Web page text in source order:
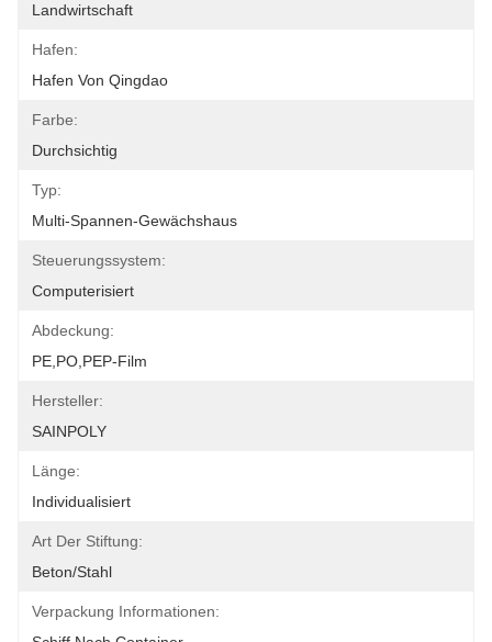
Landwirtschaft
Hafen:
Hafen Von Qingdao
Farbe:
Durchsichtig
Typ:
Multi-Spannen-Gewächshaus
Steuerungssystem:
Computerisiert
Abdeckung:
PE,PO,PEP-Film
Hersteller:
SAINPOLY
Länge:
Individualisiert
Art Der Stiftung:
Beton/Stahl
Verpackung Informationen: